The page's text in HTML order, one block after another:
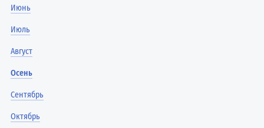
Июнь
Июль
Август
Осень
Сентябрь
Октябрь